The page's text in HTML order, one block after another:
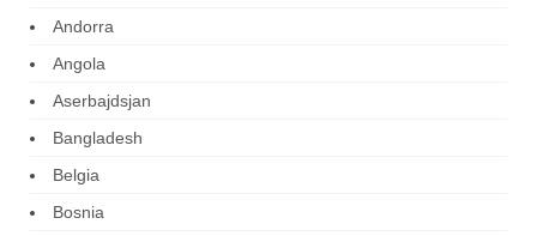
Andorra
Angola
Aserbajdsjan
Bangladesh
Belgia
Bosnia